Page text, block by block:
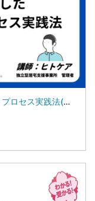
🎥ICTツールを活用したケアマネジメントプロセス実践法(全3回の第3回)